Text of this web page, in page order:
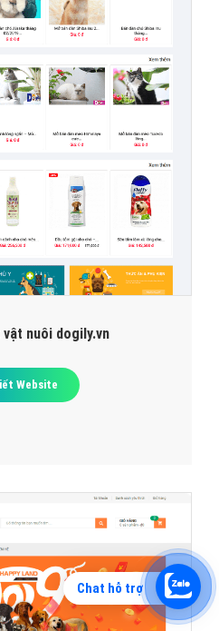
nuôi dogily.vn
Website
Chat hỗ trợ